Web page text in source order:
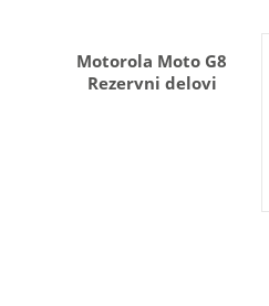
Motorola Moto G8
Rezervni delovi